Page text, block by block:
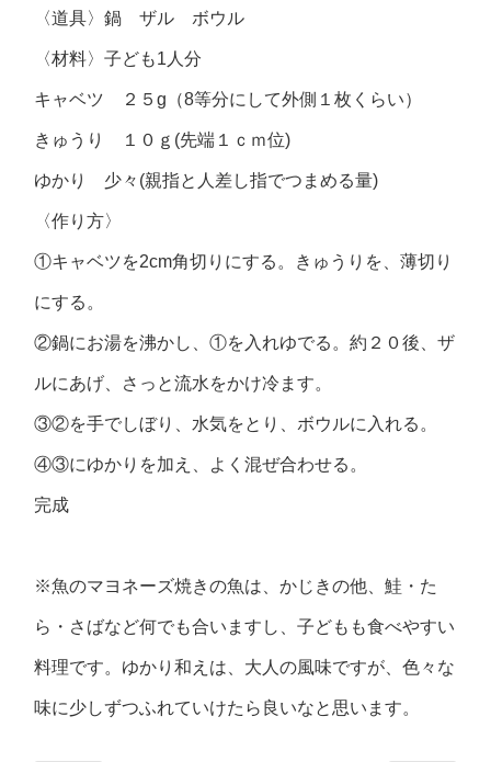
〈道具〉鍋 ザル ボウル
〈材料〉子ども1人分
キャベツ ２５g（8等分にして外側１枚くらい）
きゅうり １０ｇ(先端１ｃｍ位)
ゆかり 少々(親指と人差し指でつまめる量)
〈作り方〉
①キャベツを2cm角切りにする。きゅうりを、薄切り
にする。
②鍋にお湯を沸かし、①を入れゆでる。約２０後、ザ
ルにあげ、さっと流水をかけ冷ます。
③②を手でしぼり、水気をとり、ボウルに入れる。
④③にゆかりを加え、よく混ぜ合わせる。
完成
※魚のマヨネーズ焼きの魚は、かじきの他、鮭・た
ら・さばなど何でも合いますし、子どもも食べやすい
料理です。ゆかり和えは、大人の風味ですが、色々な
味に少しずつふれていけたら良いなと思います。